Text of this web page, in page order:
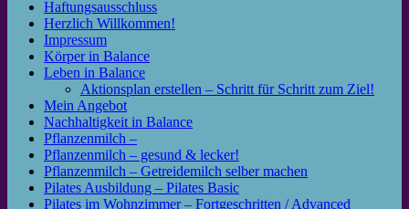
Haftungsausschluss
Herzlich Willkommen!
Impressum
Körper in Balance
Leben in Balance
Aktionsplan erstellen – Schritt für Schritt zum Ziel!
Mein Angebot
Nachhaltigkeit in Balance
Pflanzenmilch –
Pflanzenmilch – gesund & lecker!
Pflanzenmilch – Getreidemilch selber machen
Pilates Ausbildung – Pilates Basic
Pilates im Wohnzimmer – Fortgeschritten / Advanced